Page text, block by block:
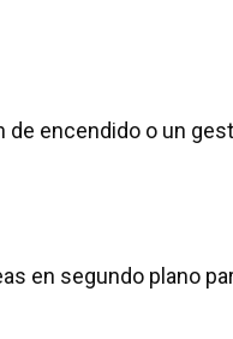
encendido o un
en segundo plano